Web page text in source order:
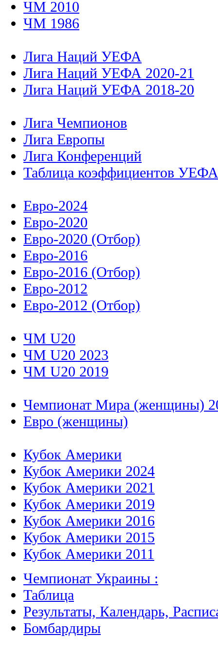
ЧМ 2010
ЧМ 1986
Лига Наций УЕФА
Лига Наций УЕФА 2020-21
Лига Наций УЕФА 2018-20
Лига Чемпионов
Лига Европы
Лига Конференций
Таблица коэффициентов УЕФА
Евро-2024
Евро-2020
Евро-2020 (Отбор)
Евро-2016
Евро-2016 (Отбор)
Евро-2012
Евро-2012 (Отбор)
ЧМ U20
ЧМ U20 2023
ЧМ U20 2019
Чемпионат Мира (женщины)
Евро (женщины)
Кубок Америки
Кубок Америки 2024
Кубок Америки 2021
Кубок Америки 2019
Кубок Америки 2016
Кубок Америки 2015
Кубок Америки 2011
Чемпионат Украины :
Таблица
Результаты, Календарь,
Бомбардиры